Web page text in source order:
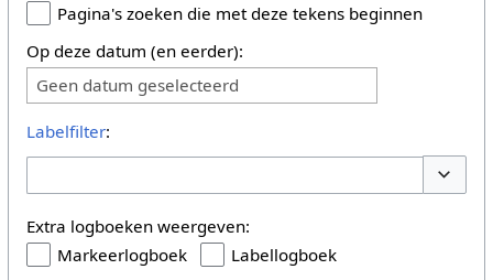
Pagina's zoeken die met deze tekens beginnen
Op deze datum (en eerder):
Geen datum geselecteerd
Labelfilter:
Extra logboeken weergeven:
Markeerlogboek
Labellogboek